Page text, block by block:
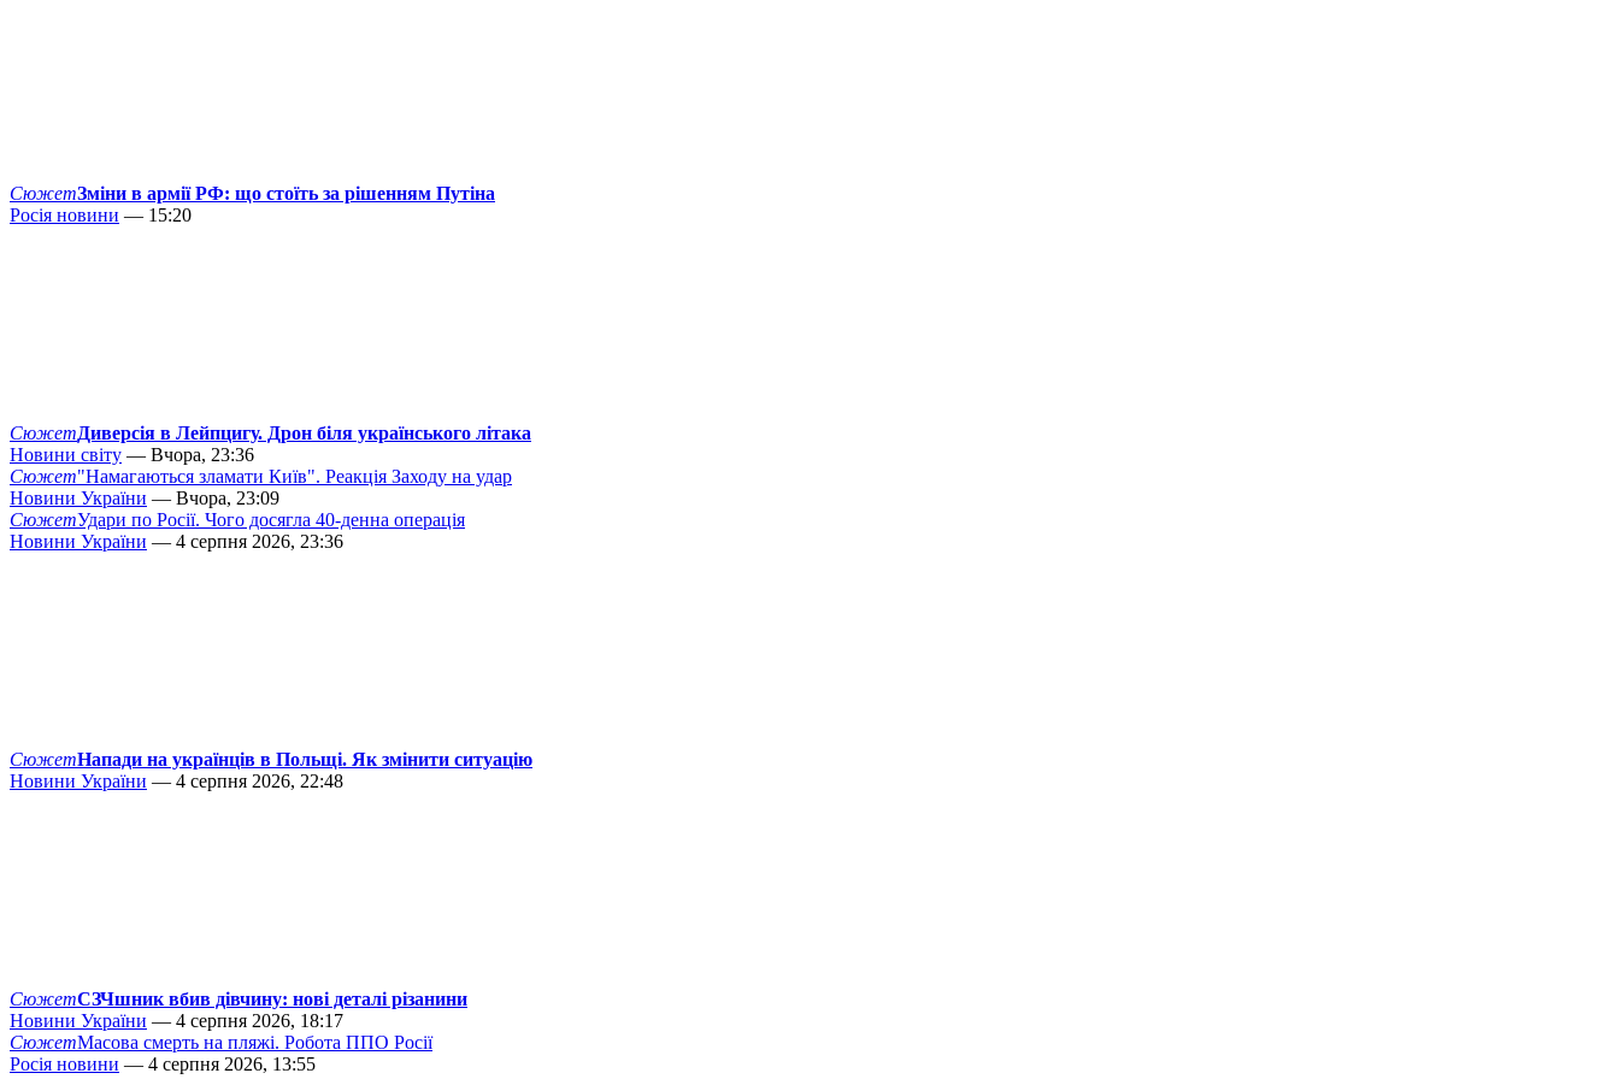
СюжетЗміни в армії РФ: що стоїть за рішенням Путіна
Росія новини — 15:20
СюжетДиверсія в Лейпцигу. Дрон біля українського літака
Новини світу — Вчора, 23:36
Сюжет"Намагаються зламати Київ". Реакція Заходу на удар
Новини України — Вчора, 23:09
СюжетУдари по Росії. Чого досягла 40-денна операція
Новини України — 4 серпня 2026, 23:36
СюжетНапади на українців в Польщі. Як змінити ситуацію
Новини України — 4 серпня 2026, 22:48
СюжетСЗЧшник вбив дівчину: нові деталі різанини
Новини України — 4 серпня 2026, 18:17
СюжетМасова смерть на пляжі. Робота ППО Росії
Росія новини — 4 серпня 2026, 13:55